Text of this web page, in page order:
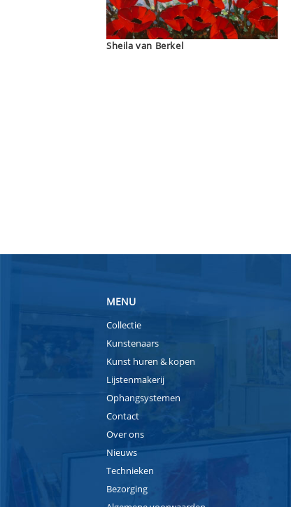
Sheila van Berkel
MENU
Collectie
Kunstenaars
Kunst huren & kopen
Lijstenmakerij
Ophangsystemen
Contact
Over ons
Nieuws
Technieken
Bezorging